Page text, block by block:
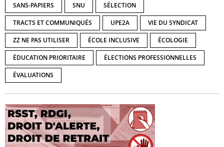
SANS-PAPIERS SNU SÉLECTION
TRACTS ET COMMUNIQUÉS UPE2A VIE DU SYNDICAT
ZZ NE PAS UTILISER ÉCOLE INCLUSIVE ÉCOLOGIE
ÉDUCATION PRIORITAIRE ÉLECTIONS PROFESSIONNELLES
ÉVALUATIONS